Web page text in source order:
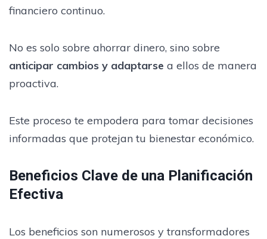
financiero continuo.
No es solo sobre ahorrar dinero, sino sobre
anticipar cambios y adaptarse a ellos de manera
proactiva.
Este proceso te empodera para tomar decisiones
informadas que protejan tu bienestar económico.
Beneficios Clave de una Planificación
Efectiva
Los beneficios son numerosos y transformadores